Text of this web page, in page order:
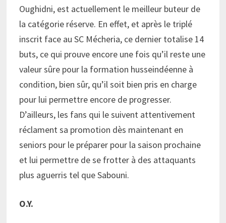
Oughidni, est actuellement le meilleur buteur de
la catégorie réserve. En effet, et après le triplé
inscrit face au SC Mécheria, ce dernier totalise 14
buts, ce qui prouve encore une fois qu’il reste une
valeur sûre pour la formation husseindéenne à
condition, bien sûr, qu’il soit bien pris en charge
pour lui permettre encore de progresser.
D’ailleurs, les fans qui le suivent attentivement
réclament sa promotion dès maintenant en
seniors pour le préparer pour la saison prochaine
et lui permettre de se frotter à des attaquants
plus aguerris tel que Sabouni.
O.Y.